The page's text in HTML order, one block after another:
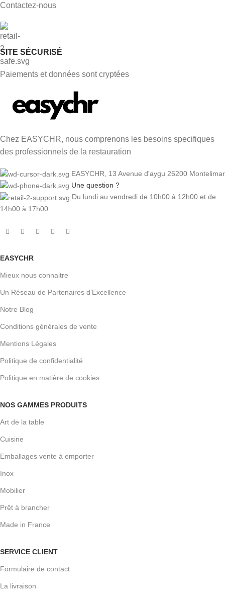
Contactez-nous
SITE SÉCURISÉ
Paiements et données sont cryptées
Chez EASYCHR, nous comprenons les besoins specifiques
des professionnels de la restauration
EASYCHR, 13 Avenue d'aygu 26200 Montelimar
Une question ?
Du lundi au vendredi de 10h00 à 12h00 et de
14h00 à 17h00
EASYCHR
Mieux nous connaitre
Un Réseau de Partenaires d’Excellence
Notre Blog
Conditions générales de vente
Mentions Légales
Politique de confidentialité
Politique en matière de cookies
NOS GAMMES PRODUITS
Art de la table
Cuisine
Emballages vente à emporter
Inox
Mobilier
Prêt à brancher
Made in France
SERVICE CLIENT
Formulaire de contact
La livraison